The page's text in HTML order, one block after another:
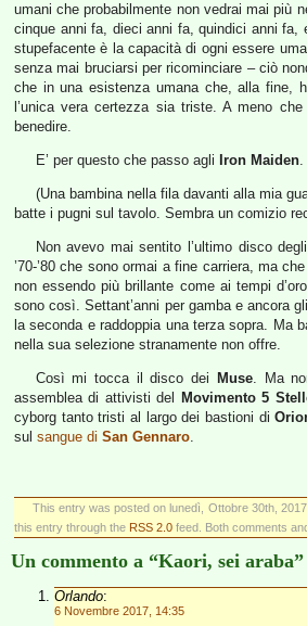
umani che probabilmente non vedrai mai più
cinque anni fa, dieci anni fa, quindici anni
stupefacente è la capacità di ogni essere
senza mai bruciarsi per ricominciare – ciò
che in una esistenza umana che, alla fine,
l’unica vera certezza sia triste. A meno
benedire.
E’ per questo che passo agli Iron Maiden.
(Una bambina nella fila davanti alla mia
batte i pugni sul tavolo. Sembra un comizio
Non avevo mai sentito l’ultimo disco
’70-’80 che sono ormai a fine carriera, ma
non essendo più brillante come ai tempi
sono così. Settant’anni per gamba e ancora
la seconda e raddoppia una terza sopra.
nella sua selezione stranamente non offre.
Così mi tocca il disco dei Muse. Ma
assemblea di attivisti del
Movimento 5
cyborg tanto tristi al largo dei bastioni di
sul sangue di San Gennaro.
This entry was posted on lunedì, Ottobre 30th,
this entry through the RSS 2.0 feed. Both comments
Un commento a “Kaori, sei araba”
Orlando:
6 Novembre 2017, 14:35